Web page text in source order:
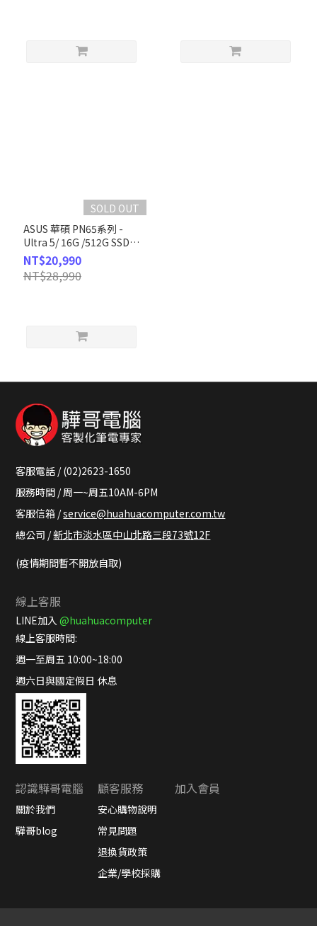
SOLD OUT
ASUS 華碩 PN65系列 -
Ultra 5/ 16G /512G SSD /
W11 (PN65-25HFPYA)
NT$20,990
NT$28,990
客服電話 / (02)2623-1650
服務時間 / 周一~周五10AM-6PM
客服信箱 /service@huahuacomputer.com.tw
總公司 /新北市淡水區中山北路三段73號12F
(疫情期間暫不開放自取)
線上客服
LINE加入@huahuacomputer
線上客服時間:
週一至周五 10:00~18:00
週六日與國定假日 休息
認識驊哥電腦
關於我們
驊哥blog
顧客服務
安心購物說明
常見問題
退換貨政策
企業/學校採購
加入會員